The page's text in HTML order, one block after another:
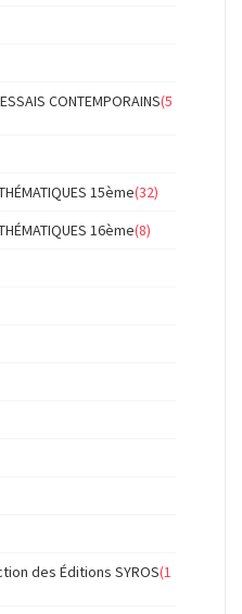
CONTEMPORAINS(5
15ème(32)
16ème(8)
des Éditions SYROS(1